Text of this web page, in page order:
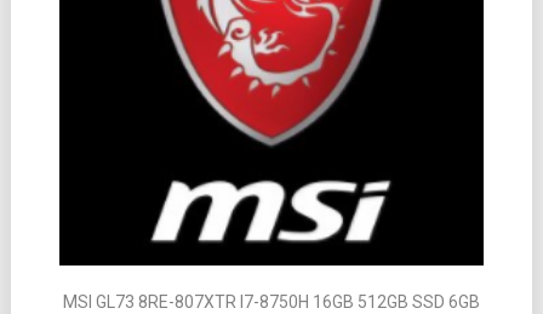
MSI GL73 8RE-807XTR I7-8750H 16GB 512GB SSD 6GB